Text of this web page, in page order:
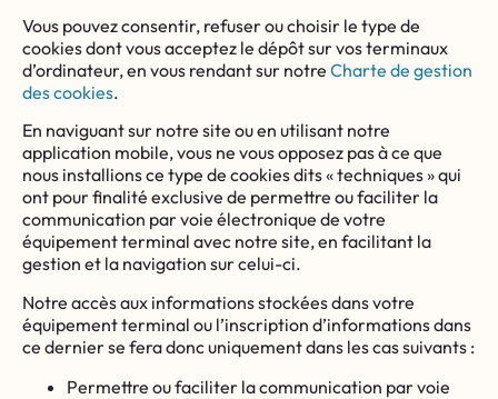
Vous pouvez consentir, refuser ou choisir le type de
cookies dont vous acceptez le dépôt sur vos terminaux
d’ordinateur, en vous rendant sur notre Charte de gestion
des cookies.
En naviguant sur notre site ou en utilisant notre
application mobile, vous ne vous opposez pas à ce que
nous installions ce type de cookies dits « techniques » qui
ont pour finalité exclusive de permettre ou faciliter la
communication par voie électronique de votre
équipement terminal avec notre site, en facilitant la
gestion et la navigation sur celui-ci.
Notre accès aux informations stockées dans votre
équipement terminal ou l’inscription d’informations dans
ce dernier se fera donc uniquement dans les cas suivants :
Permettre ou faciliter la communication par voie